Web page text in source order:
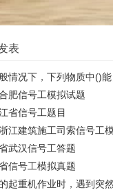
表
情况下，下列物质中()能自
肥信号工模拟试题
省信号工题目
江建筑施工司索信号工模拟
武汉信号工答题
信号工模拟真题
作业时，遇到突然停电，应立即把所有控制器拨到零位，